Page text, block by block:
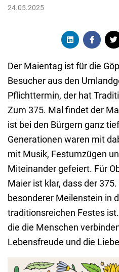
24.05.2025
Der Maientag ist für die
Besucher aus den
Pflichttermin, der hat
Zum 375. Mal findet der
ist bei den Bürgern ganz
Generationen waren mit
mit Musik, Festumzügen
Miteinander gefeiert. Für
Maier ist klar, dass der
besonderer Meilenstein in
traditionsreichen Festes
die die Menschen
Lebensfreude und die